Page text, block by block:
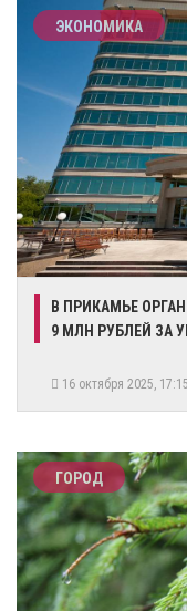
ЭКОНОМИКА
В ПРИКАМЬЕ
9 МЛН РУБЛЕЙ ЗА
16 октября 2025, 17:15
ГОРОД